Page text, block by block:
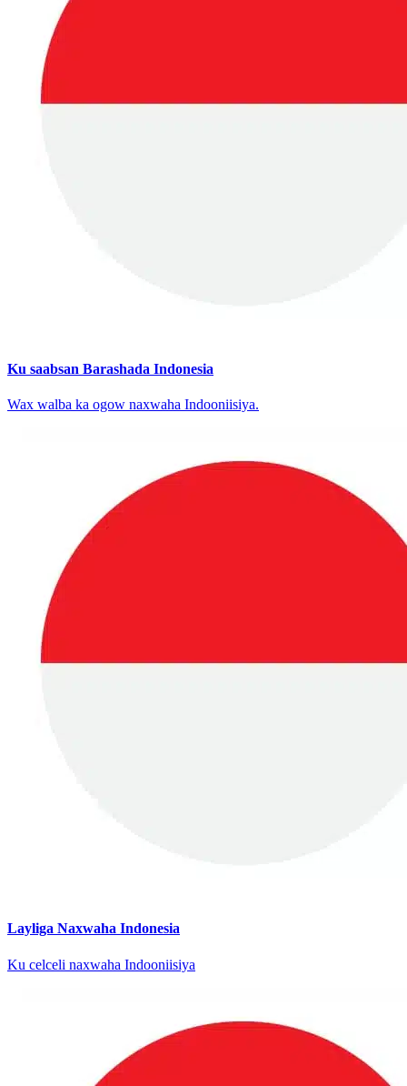
Ku saabsan Barashada Indonesia
Wax walba ka ogow naxwaha Indooniisiya.
Layliga Naxwaha Indonesia
Ku celceli naxwaha Indooniisiya